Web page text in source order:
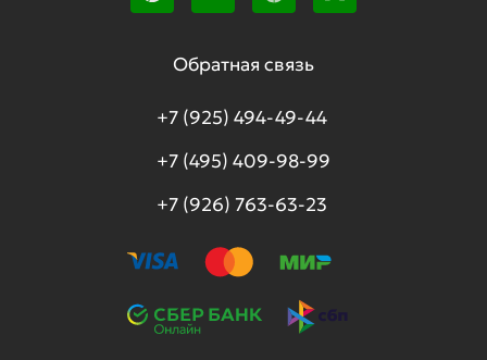
Обратная связь
+7 (925) 494-49-44
+7 (495) 409-98-99
+7 (926) 763-63-23